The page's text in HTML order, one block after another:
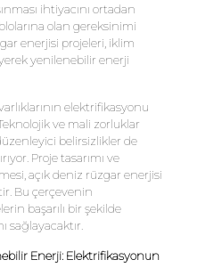
ihtiyacını ortadan
olan gereksinimi
enerjisi projeleri, iklim
yenilenebilir enerji
elektrifikasyonu
ve mali zorluklar
belirsizlikler de
Proje tasarımı ve
açık deniz rüzgar enerjisi
Bu çerçevenin
başarılı bir şekilde
sağlayacaktır.
Enerji: Elektrifikasyonun